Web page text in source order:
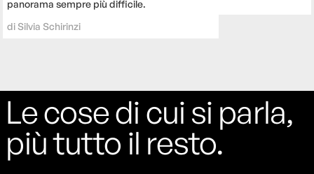
panorama sempre più difficile.
diSilvia Schirinzi
Le cose di cui si parla,
più tutto il resto.